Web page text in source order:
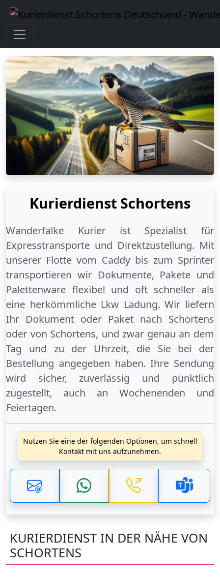
Kurierdienst Schortens
Wanderfalke Kurier ist Spezialist für
Expresstransporte und Direktzustellung. Mit
unserer Flotte vom Caddy bis zum Sprinter
transportieren wir Dokumente, Pakete und
Palettenware flexibel und oft schneller als
eine herkömmliche Lkw Ladung. Wir liefern
Ihr Dokument oder Paket nach Schortens
oder von Schortens, und zwar genau an dem
Tag und zu der Uhrzeit, die Sie bei der
Bestellung angegeben haben. Ihre Sendung
wird sicher, zuverlässig und pünktlich
zugestellt, auch an Wochenenden und
Feiertagen.
Nutzen Sie eine der folgenden Optionen, um schnell
Kontakt mit uns aufzunehmen.
KURIERDIENST IN DER NÄHE VON
SCHORTENS